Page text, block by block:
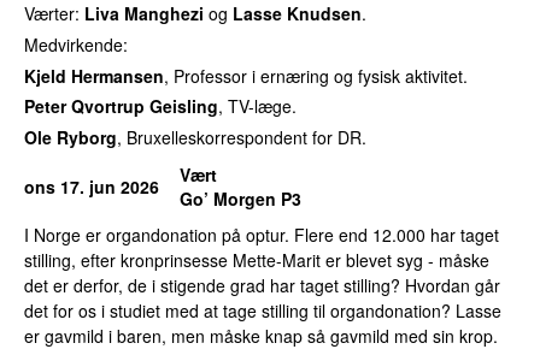
Værter: Liva Manghezi og Lasse Knudsen.
Medvirkende:
Kjeld Hermansen, Professor i ernæring og fysisk aktivitet.
Peter Qvortrup Geisling, TV-læge.
Ole Ryborg, Bruxelleskorrespondent for DR.
ons 17. jun 2026
Vært
Go’ Morgen P3
I Norge er organdonation på optur. Flere end 12.000 har taget
stilling, efter kronprinsesse Mette-Marit er blevet syg - måske
det er derfor, de i stigende grad har taget stilling? Hvordan går
det for os i studiet med at tage stilling til organdonation? Lasse
er gavmild i baren, men måske knap så gavmild med sin krop.